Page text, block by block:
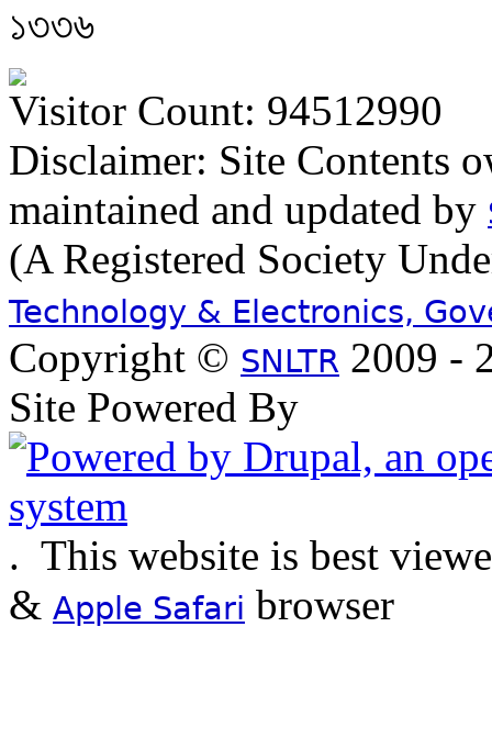
১৩৩৬
Visitor Count: 94512990
Disclaimer: Site Contents
maintained and updated by
(A Registered Society
Technology & Electronics,
Copyright © SNLTR 2009 -
Site Powered By
. This website is best
& Apple Safari browser